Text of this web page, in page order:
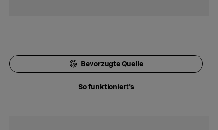
Bevorzugte Quelle
So funktioniert's